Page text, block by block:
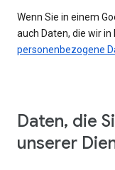
Wenn Sie in einem
auch Daten, die wir
personenbezogene
Daten, die
unserer